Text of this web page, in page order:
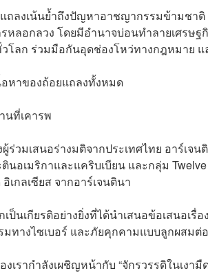
ถลงเน้นย้ำถึงปัญหาอาชญากรรมข้ามชาติ
หลอกลวง โดยมีอำนาจบ่อนทำลายเศรษ
โลก ร่วมมือกันอุดช่องโหว่ทางกฎหมาย
หาของถ้อยแถลงทั้งหมด
นที่เคารพ
ร่วมเสนอร่างมติจากประเทศไทย อาร์เจ
นอเมริกาและแคริบเบียน และกลุ่ม
เกลเซียส จากอาร์เจนตินา
เป็นเกียรติอย่างยิ่งที่ได้นำเสนอข้อเสนอเ
ทางไซเบอร์ และภัยคุกคามแบบลูกผสมต่
เรากำลังเผชิญหน้ากับ “จักรวรรดิในเงา